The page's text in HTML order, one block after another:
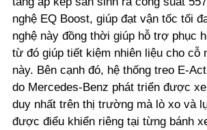
nghệ EQ Boost, giúp đạt vận tốc tối
nghệ này đồng thời giúp hỗ trợ phục
từ đó giúp tiết kiệm nhiên liệu cho cỗ
này. Bên cạnh đó, hệ thống treo E-
do Mercedes-Benz phát triển được
duy nhất trên thị trường mà lò xo và
được điểu khiển riêng tại từng bánh